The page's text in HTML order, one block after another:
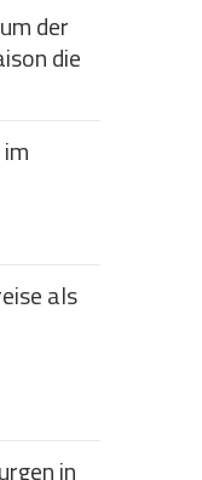
der
die
als
in